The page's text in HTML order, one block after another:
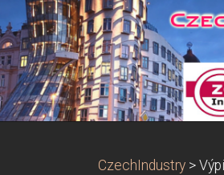
CzechIndustry >